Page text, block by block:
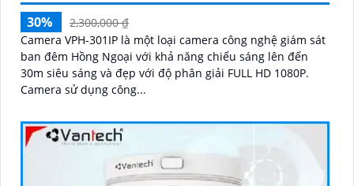
30%
2,300,000 ₫
Camera VPH-301IP là một loại camera công nghệ giám sát
ban đêm Hồng Ngoại với khả năng chiếu sáng lên đến
30m siêu sáng và đẹp với độ phân giải FULL HD 1080P.
Camera sử dụng công...